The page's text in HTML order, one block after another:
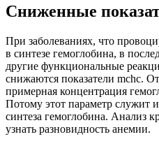
Сниженные
При заболеваниях, что
в синтезе гемоглобина, в
другие функциональные
снижаются показатели mchc.
примерная концентрация
Потому этот параметр служит
синтеза гемоглобина. Анализ
узнать разновидность анемии.